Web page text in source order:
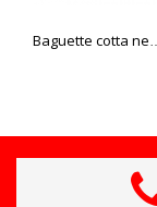
Baguette cotta